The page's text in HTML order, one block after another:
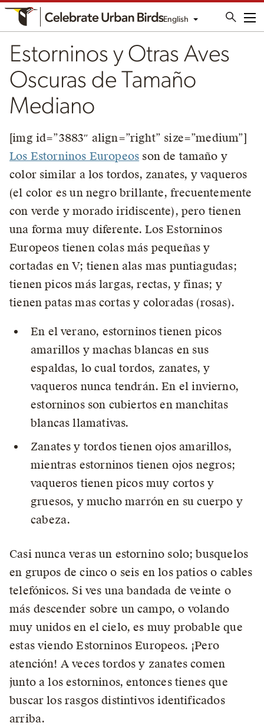
English
Estorninos y Otras Aves
Oscuras de Tamaño
Mediano
[img id=”3883″ align=”right” size=”medium”]
Los Estorninos Europeos son de tamaño y
color similar a los tordos, zanates, y vaqueros
(el color es un negro brillante, frecuentemente
con verde y morado iridiscente), pero tienen
una forma muy diferente. Los Estorninos
Europeos tienen colas más pequeñas y
cortadas en V; tienen alas mas puntiagudas;
tienen picos más largas, rectas, y finas; y
tienen patas mas cortas y coloradas (rosas).
En el verano, estorninos tienen picos
amarillos y machas blancas en sus
espaldas, lo cual tordos, zanates, y
vaqueros nunca tendrán. En el invierno,
estorninos son cubiertos en manchitas
blancas llamativas.
Zanates y tordos tienen ojos amarillos,
mientras estorninos tienen ojos negros;
vaqueros tienen picos muy cortos y
gruesos, y mucho marrón en su cuerpo y
cabeza.
Casi nunca veras un estornino solo; busquelos
en grupos de cinco o seis en los patios o cables
telefónicos. Si ves una bandada de veinte o
más descender sobre un campo, o volando
muy unidos en el cielo, es muy probable que
estas viendo Estorninos Europeos. ¡Pero
atención! A veces tordos y zanates comen
junto a los estorninos, entonces tienes que
buscar los rasgos distintivos identificados
arriba.